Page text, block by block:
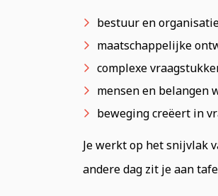
bestuur en
maatschappelijke
complexe
mensen en belangen
beweging creëert in
Je werkt op het snijvlak
andere dag zit je aan